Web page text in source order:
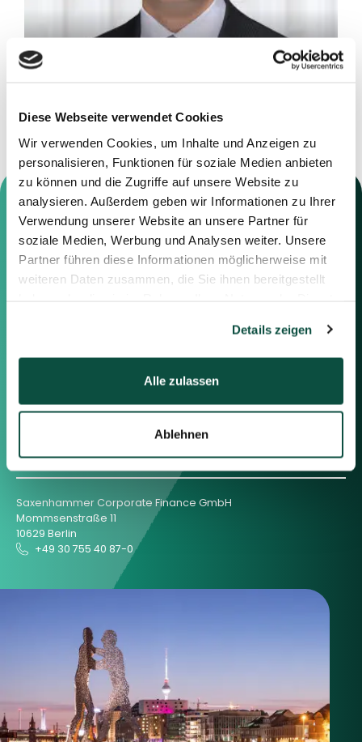
Diese Webseite verwendet Cookies
Wir verwenden Cookies, um Inhalte und Anzeigen zu
personalisieren, Funktionen für soziale Medien anbieten
zu können und die Zugriffe auf unsere Website zu
analysieren. Außerdem geben wir Informationen zu Ihrer
Verwendung unserer Website an unsere Partner für
soziale Medien, Werbung und Analysen weiter. Unsere
Partner führen diese Informationen möglicherweise mit
weiteren Daten zusammen, die Sie ihnen bereitgestellt
Details zeigen
Alle zulassen
Ablehnen
contact us.
To the contact
Contact us
München
London
Saxenhammer Corporate Finance GmbH
Mommsenstraße 11
10629 Berlin
+49 30 755 40 87-0